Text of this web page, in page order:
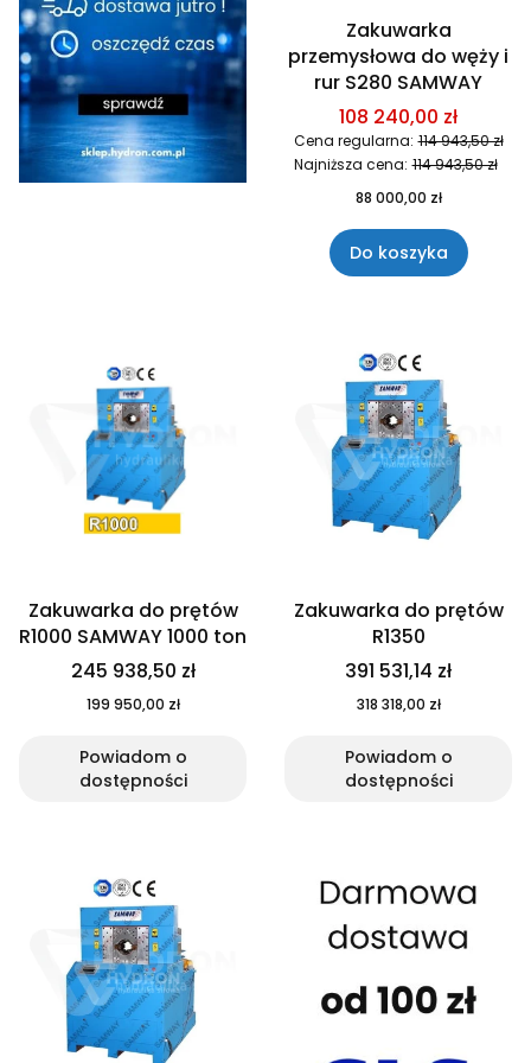
Zakuwarka
przemysłowa do węży i
rur S280 SAMWAY
108 240,00 zł
Cena regularna: 114 943,50 zł
Najniższa cena: 114 943,50 zł
88 000,00 zł
Do koszyka
Zakuwarka do prętów
R1000 SAMWAY 1000 ton
245 938,50 zł
199 950,00 zł
Powiadom o
dostępności
Zakuwarka do prętów
R1350
391 531,14 zł
318 318,00 zł
Powiadom o
dostępności